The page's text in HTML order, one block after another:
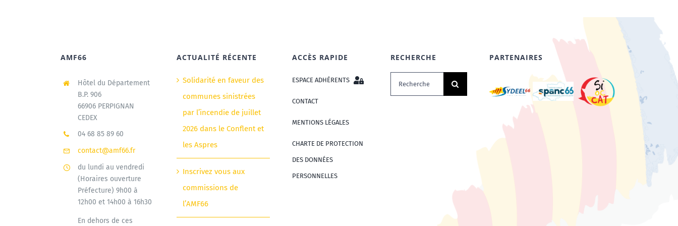
AMF66
Hôtel du Département
B.P. 906
66906 PERPIGNAN
CEDEX
04 68 85 89 60
contact@amf66.fr
du lundi au vendredi
(Horaires ouverture
Préfecture) 9h00 à
12h00 et 14h00 à 16h30
En dehors de ces
ACTUALITÉ RÉCENTE
Solidarité en faveur des
communes sinistrées
par l’incendie de juillet
2026 dans le Conflent et
les Aspres
Inscrivez vous aux
commissions de
l’AMF66
ACCÈS RAPIDE
ESPACE ADHÉRENTS
CONTACT
MENTIONS LÉGALES
CHARTE DE PROTECTION
DES DONNÉES
PERSONNELLES
RECHERCHE
Rechercher:
PARTENAIRES